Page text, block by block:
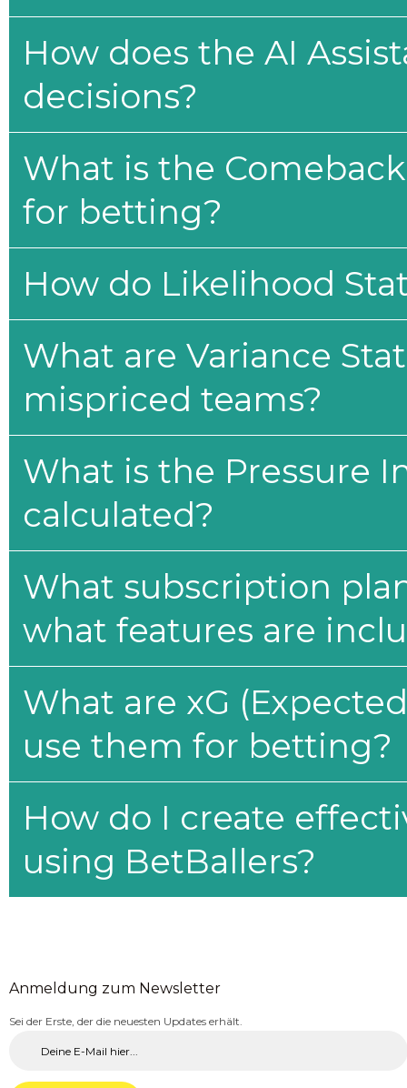
How does the AI
decisions?
What is the
for betting?
How do Likelihood
What are Variance
mispriced teams?
What is the Pressure
calculated?
What subscription
what features are
What are xG
use them for betting?
How do I create
using BetBallers?
Anmeldung zum Newsletter
Sei der Erste, der die neuesten Updates erhält.